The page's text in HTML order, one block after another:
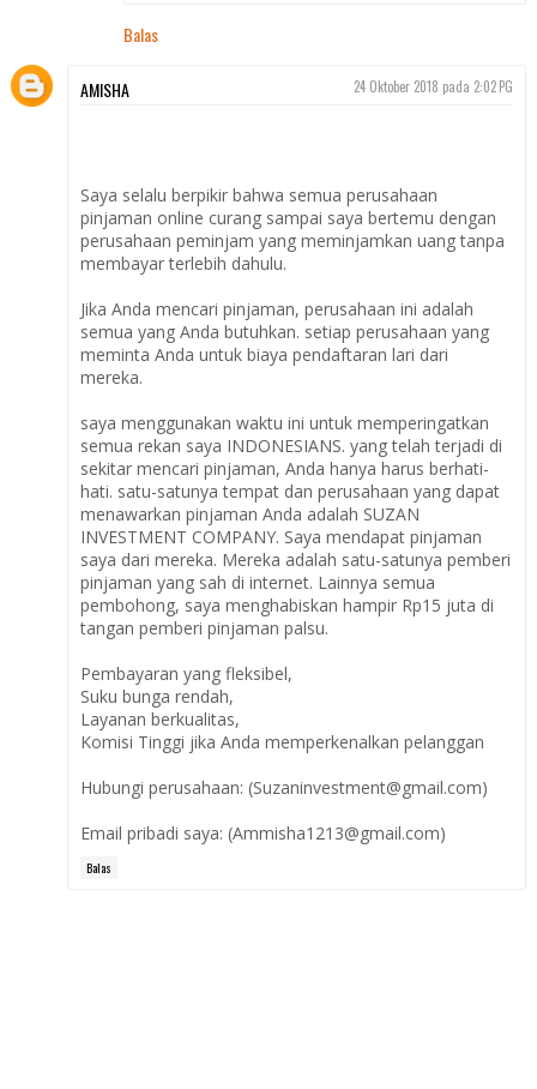
Balas
AMISHA 24 Oktober 2018 pada 2:02 PG
Saya selalu berpikir bahwa semua perusahaan
pinjaman online curang sampai saya bertemu dengan
perusahaan peminjam yang meminjamkan uang tanpa
membayar terlebih dahulu.
Jika Anda mencari pinjaman, perusahaan ini adalah
semua yang Anda butuhkan. setiap perusahaan yang
meminta Anda untuk biaya pendaftaran lari dari
mereka.
saya menggunakan waktu ini untuk memperingatkan
semua rekan saya INDONESIANS. yang telah terjadi di
sekitar mencari pinjaman, Anda hanya harus berhati-
hati. satu-satunya tempat dan perusahaan yang dapat
menawarkan pinjaman Anda adalah SUZAN
INVESTMENT COMPANY. Saya mendapat pinjaman
saya dari mereka. Mereka adalah satu-satunya pemberi
pinjaman yang sah di internet. Lainnya semua
pembohong, saya menghabiskan hampir Rp15 juta di
tangan pemberi pinjaman palsu.
Pembayaran yang fleksibel,
Suku bunga rendah,
Layanan berkualitas,
Komisi Tinggi jika Anda memperkenalkan pelanggan
Hubungi perusahaan: (Suzaninvestment@gmail.com)
Email pribadi saya: (Ammisha1213@gmail.com)
Balas